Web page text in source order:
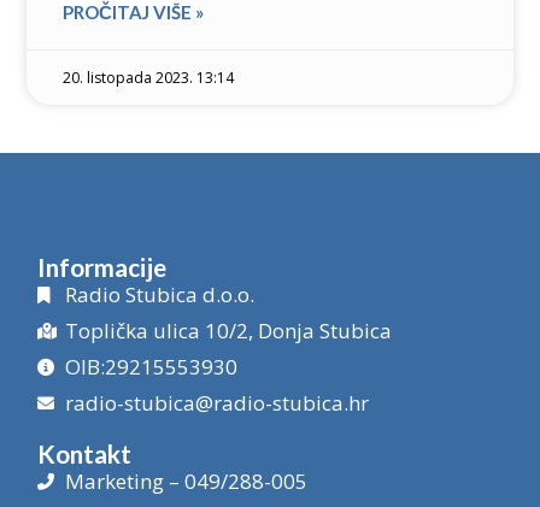
PROČITAJ VIŠE »
20. listopada 2023. 13:14
Informacije
Radio Stubica d.o.o.
Toplička ulica 10/2, Donja Stubica
OIB:29215553930
radio-stubica@radio-stubica.hr
Kontakt
Marketing – 049/288-005